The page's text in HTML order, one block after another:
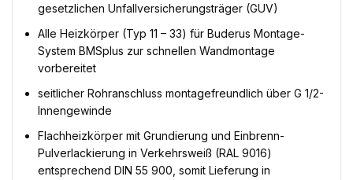
gesetzlichen Unfallversicherungsträger (GUV)
Alle Heizkörper (Typ 11 – 33) für Buderus Montage-
System BMSplus zur schnellen Wandmontage
vorbereitet
seitlicher Rohranschluss montagefreundlich über G 1/2-
Innengewinde
Flachheizkörper mit Grundierung und Einbrenn-
Pulverlackierung in Verkehrsweiß (RAL 9016)
entsprechend DIN 55 900, somit Lieferung in